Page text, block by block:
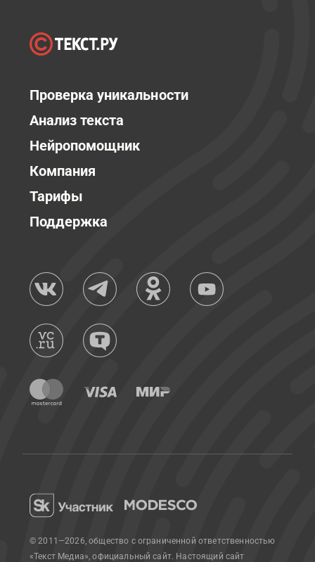
Проверка уникальности
Анализ текста
Нейропомощник
Компания
Тарифы
Поддержка
© 2011—2026, общество с ограниченной ответственностью
«Текст Медиа», официальный сайт. Настоящий сайт